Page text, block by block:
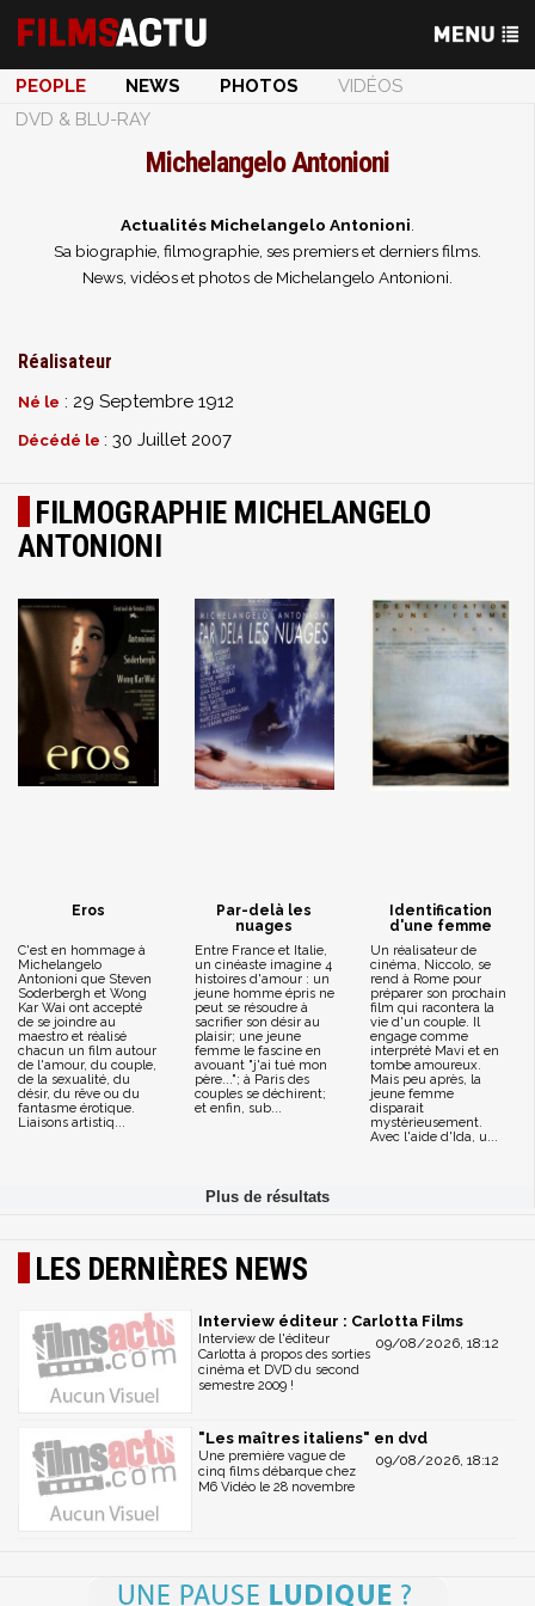
PEOPLE NEWS PHOTOS
VIDÉOS
DVD & BLU-RAY
Michelangelo Antonioni
Actualités Michelangelo Antonioni
Sa biographie, filmographie, ses premiers et derniers films.
News, vidéos et photos de Michelangelo Antonioni.
Réalisateur
Né le : 29 Septembre 1912
Décédé le : 30 Juillet 2007
FILMOGRAPHIE MICHELANGELO
ANTONIONI
Eros
C'est en hommage à
Michelangelo
Antonioni que Steven
Soderbergh et Wong
Kar Wai ont accepté
de se joindre au
maestro et réalisé
chacun un film autour
de l'amour, du couple,
de la sexualité, du
désir, du rêve ou du
fantasme érotique.
Liaisons artistiq...
Par-delà les
nuages
Entre France et Italie,
un cinéaste imagine 4
histoires d'amour : un
jeune homme épris ne
peut se résoudre à
sacrifier son désir au
plaisir; une jeune
femme le fascine en
avouant "j'ai tué mon
père..."; à Paris des
couples se déchirent;
et enfin, sub...
Identification
d'une femme
Un réalisateur de
cinéma, Niccolo, se
rend à Rome pour
préparer son prochain
film qui racontera la
vie d'un couple. Il
engage comme
interprété Mavi et en
tombe amoureux.
Mais peu après, la
jeune femme
disparait
mystèrieusement.
Avec l'aide d'Ida, u...
LES DERNIÈRES NEWS
Interview éditeur : Carlotta Films
09/08/2026, 18:12
Interview de l'éditeur
Carlotta à propos des sorties
cinéma et DVD du second
semestre 2009 !
"Les maîtres italiens" en dvd
09/08/2026, 18:12
Une première vague de
cinq films débarque chez
M6 Vidéo le 28 novembre